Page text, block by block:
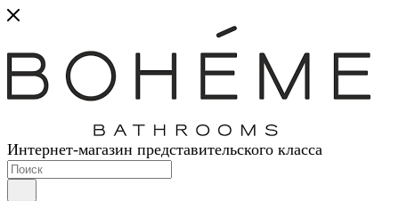
Интернет-магазин представительского класса